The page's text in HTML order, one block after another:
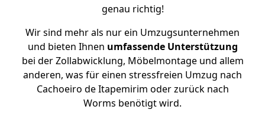
genau richtig!
Wir sind mehr als nur ein Umzugsunternehmen
und bieten Ihnen umfassende Unterstützung
bei der Zollabwicklung, Möbelmontage und allem
anderen, was für einen stressfreien Umzug nach
Cachoeiro de Itapemirim oder zurück nach
Worms benötigt wird.